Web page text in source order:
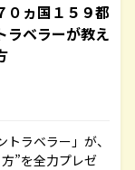
ヵ国１５９都
ラベラーが教え
ラベラー」が、
”を全力プレゼ